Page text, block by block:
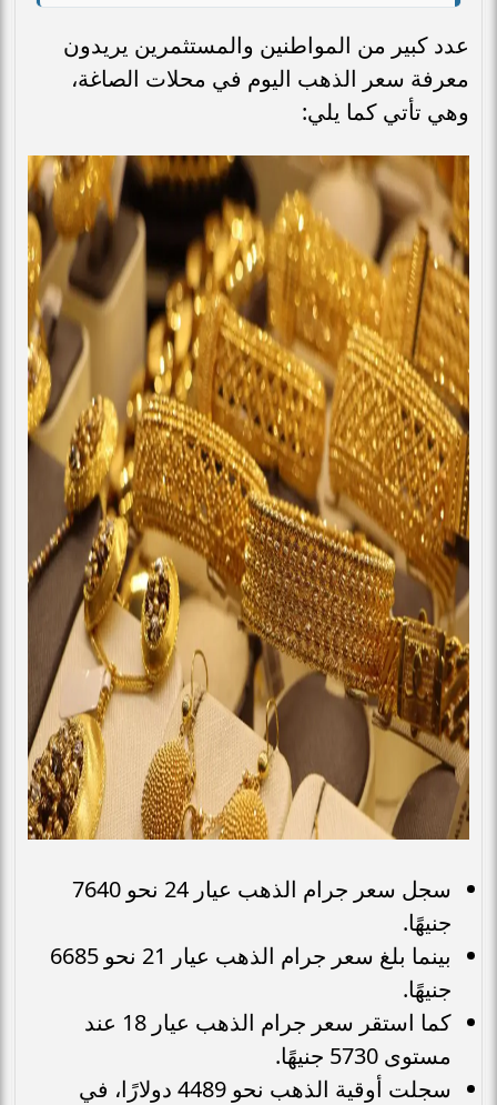
عدد كبير من المواطنين والمستثمرين يريدون
معرفة سعر الذهب اليوم في محلات الصاغة،
وهي تأتي كما يلي:
سجل سعر جرام الذهب عيار 24 نحو 7640
جنيهًا.
بينما بلغ سعر جرام الذهب عيار 21 نحو 6685
جنيهًا.
كما استقر سعر جرام الذهب عيار 18 عند
مستوى 5730 جنيهًا.
سجلت أوقية الذهب نحو 4489 دولارًا، في